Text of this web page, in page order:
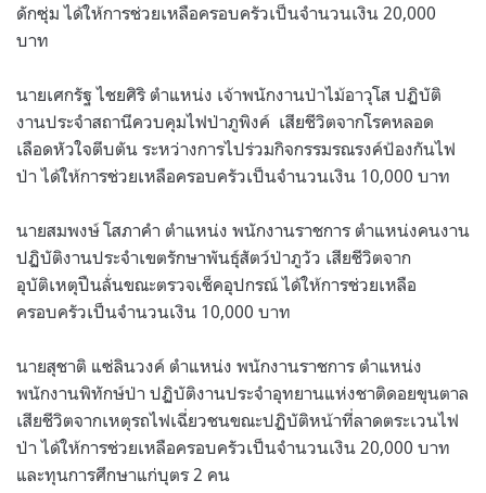
ดักซุ่ม ได้ให้การช่วยเหลือครอบครัวเป็นจำนวนเงิน 20,000
บาท
นายเศกรัฐ ไชยศิริ ตำแหน่ง เจ้าพนักงานป่าไม้อาวุโส ปฏิบัติ
งานประจำสถานีควบคุมไฟป่าภูพิงค์ เสียชีวิตจากโรคหลอด
เลือดหัวใจตีบตัน ระหว่างการไปร่วมกิจกรรมรณรงค์ป้องกันไฟ
ป่า ได้ให้การช่วยเหลือครอบครัวเป็นจำนวนเงิน 10,000 บาท
นายสมพงษ์ โสภาคำ ตำแหน่ง พนักงานราชการ ตำแหน่งคนงาน
ปฏิบัติงานประจำเขตรักษาพันธุ์สัตว์ป่าภูวัว เสียชีวิตจาก
อุบัติเหตุปืนลั่นขณะตรวจเช็คอุปกรณ์ ได้ให้การช่วยเหลือ
ครอบครัวเป็นจำนวนเงิน 10,000 บาท
นายสุชาติ แซ่ลินวงค์ ตำแหน่ง พนักงานราชการ ตำแหน่ง
พนักงานพิทักษ์ป่า ปฏิบัติงานประจำอุทยานแห่งชาติดอยขุนตาล
เสียชีวิตจากเหตุรถไฟเฉี่ยวชนขณะปฏิบัติหน้าที่ลาดตระเวนไฟ
ป่า ได้ให้การช่วยเหลือครอบครัวเป็นจำนวนเงิน 20,000 บาท
และทุนการศึกษาแก่บุตร 2 คน